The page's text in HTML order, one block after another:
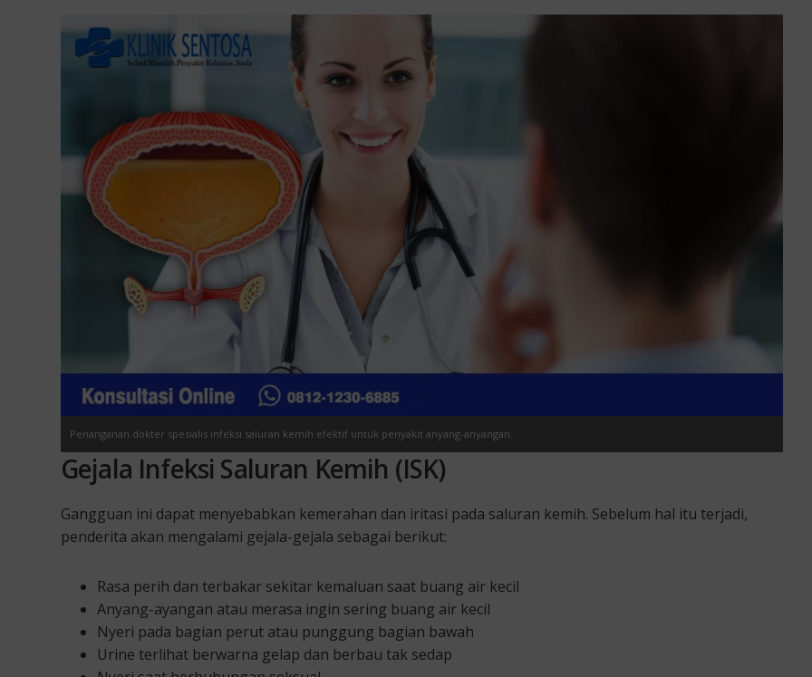
Penanganan dokter spesialis infeksi saluran kemih efektif untuk penyakit anyang-anyangan.
Gejala Infeksi Saluran Kemih (ISK)
Gangguan ini dapat menyebabkan kemerahan dan iritasi pada saluran kemih. Sebelum hal itu terjadi,
penderita akan mengalami gejala-gejala sebagai berikut:
Rasa perih dan terbakar sekitar kemaluan saat buang air kecil
Anyang-ayangan atau merasa ingin sering buang air kecil
Nyeri pada bagian perut atau punggung bagian bawah
Urine terlihat berwarna gelap dan berbau tak sedap